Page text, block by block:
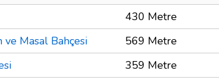
430 Metre
ve Masal Bahçesi
569 Metre
359 Metre